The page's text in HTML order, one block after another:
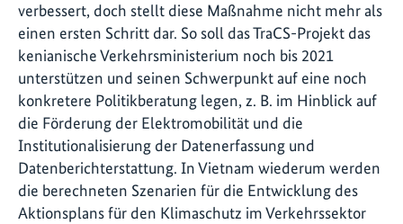
verbessert, doch stellt diese Maßnahme nicht mehr als
einen ersten Schritt dar. So soll das TraCS-Projekt das
kenianische Verkehrsministerium noch bis 2021
unterstützen und seinen Schwerpunkt auf eine noch
konkretere Politikberatung legen, z. B. im Hinblick auf
die Förderung der Elektromobilität und die
Institutionalisierung der Datenerfassung und
Datenberichterstattung. In Vietnam wiederum werden
die berechneten Szenarien für die Entwicklung des
Aktionsplans für den Klimaschutz im Verkehrssektor